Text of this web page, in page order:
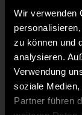
Wir verwenden
zu können und
analysieren.
Verwendung
soziale
Partner führen
Laura
F.